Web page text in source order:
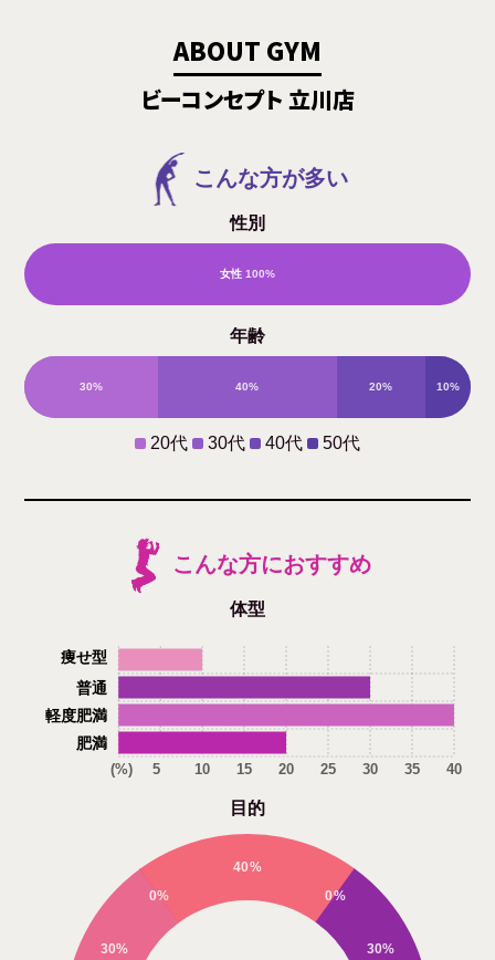
ABOUT GYM
ビーコンセプト 立川店
こんな方が多い
性別
女性 100% 男
0%
年齢
30% 40% 20% 10%
20代 30代 40代 50代
こんな方におすすめ
体型
肥満
軽度肥満
普通
痩せ型
(%) 5 10 15 20 25 30 35 40
目的
30%
0%
40%
0%
30%